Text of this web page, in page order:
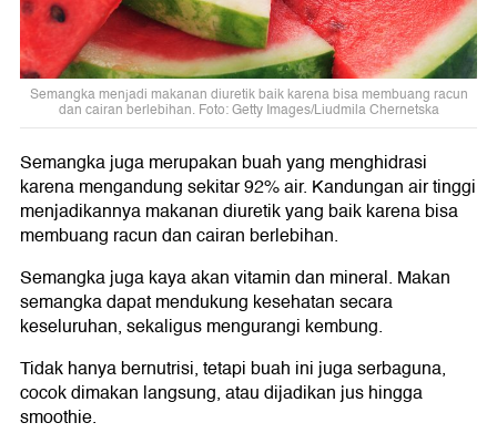
Semangka menjadi makanan diuretik baik karena bisa membuang racun
dan cairan berlebihan. Foto: Getty Images/Liudmila Chernetska
Semangka juga merupakan buah yang menghidrasi
karena mengandung sekitar 92% air. Kandungan air tinggi
menjadikannya makanan diuretik yang baik karena bisa
membuang racun dan cairan berlebihan.
Semangka juga kaya akan vitamin dan mineral. Makan
semangka dapat mendukung kesehatan secara
keseluruhan, sekaligus mengurangi kembung.
Tidak hanya bernutrisi, tetapi buah ini juga serbaguna,
cocok dimakan langsung, atau dijadikan jus hingga
smoothie.